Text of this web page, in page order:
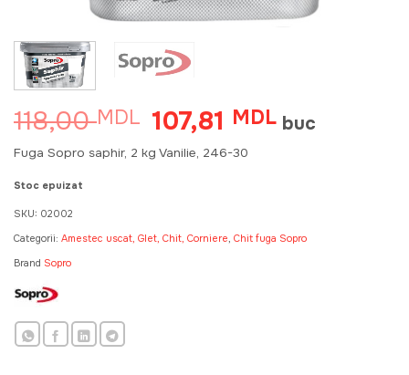
118,00MDL Prețul
inițial
a
107,81 MDLPrețul
curent
buc
Fuga Sopro saphir, 2 kg Vanilie, 246-30
Stoc epuizat
SKU: 02002
Categorii: Amestec uscat, Glet, Chit, Corniere Chit fuga Sopro
Brand Sopro